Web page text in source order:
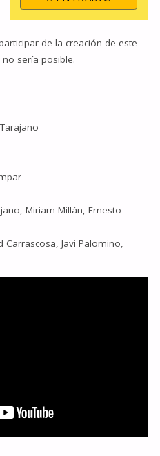
de la creación de este
sería posible.
Miriam Millán, Ernesto
Carrascosa, Javi Palomino,